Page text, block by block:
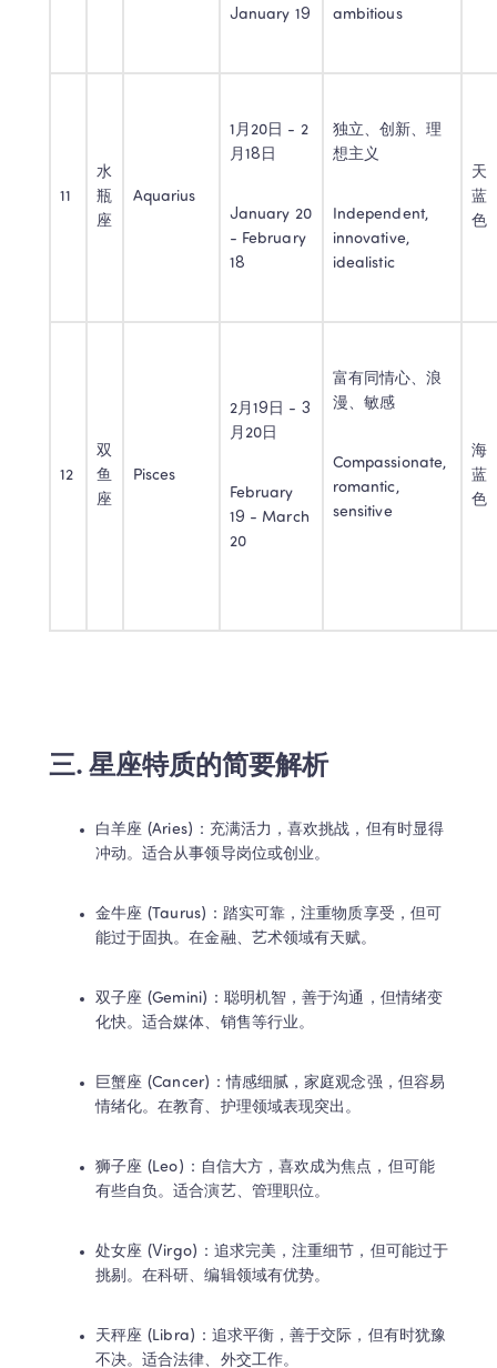
January 19
ambitious
11
水
瓶
座
Aquarius
1月20日 - 2
月18日
January 20
- February
18
独立、创新、理
想主义
Independent,
innovative,
idealistic
天
蓝
色
12
双
鱼
座
Pisces
2月19日 - 3
月20日
February
19 - March
20
富有同情心、浪
漫、敏感
Compassionate,
romantic,
sensitive
海
蓝
色
三. 星座特质的简要解析
白羊座 (Aries)：充满活力，喜欢挑战，但有时显得
冲动。适合从事领导岗位或创业。
金牛座 (Taurus)：踏实可靠，注重物质享受，但可
能过于固执。在金融、艺术领域有天赋。
双子座 (Gemini)：聪明机智，善于沟通，但情绪变
化快。适合媒体、销售等行业。
巨蟹座 (Cancer)：情感细腻，家庭观念强，但容易
情绪化。在教育、护理领域表现突出。
狮子座 (Leo)：自信大方，喜欢成为焦点，但可能
有些自负。适合演艺、管理职位。
处女座 (Virgo)：追求完美，注重细节，但可能过于
挑剔。在科研、编辑领域有优势。
天秤座 (Libra)：追求平衡，善于交际，但有时犹豫
不决。适合法律、外交工作。